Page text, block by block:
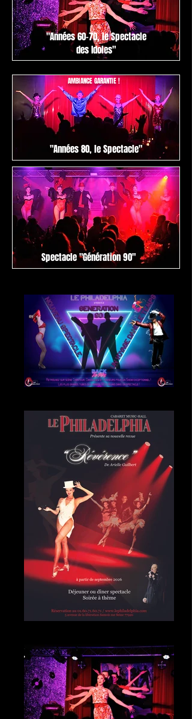
"Années 60-70, le Spectacle
des Idoles"
AMBIANCE GARANTIE !
"Années 80, le Spectacle"
Spectacle "Génération 90"